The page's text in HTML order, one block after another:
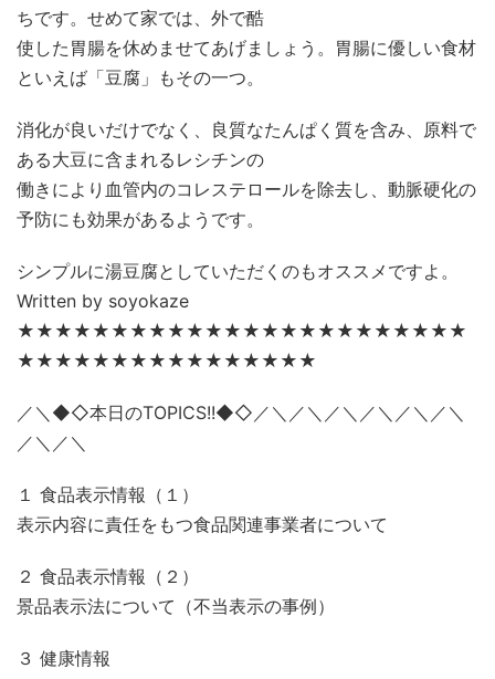
ちです。せめて家では、外で酷
使した胃腸を休めませてあげましょう。胃腸に優しい食材
といえば「豆腐」もその一つ。
消化が良いだけでなく、良質なたんぱく質を含み、原料で
ある大豆に含まれるレシチンの
働きにより血管内のコレステロールを除去し、動脈硬化の
予防にも効果があるようです。
シンプルに湯豆腐としていただくのもオススメですよ。
Written by soyokaze
★★★★★★★★★★★★★★★★★★★★★★★★
★★★★★★★★★★★★★★★★
／＼◆◇本日のTOPICS!!◆◇／＼／＼／＼／＼／＼／＼
／＼／＼
１ 食品表示情報（１）
表示内容に責任をもつ食品関連事業者について
２ 食品表示情報（２）
景品表示法について（不当表示の事例）
３ 健康情報